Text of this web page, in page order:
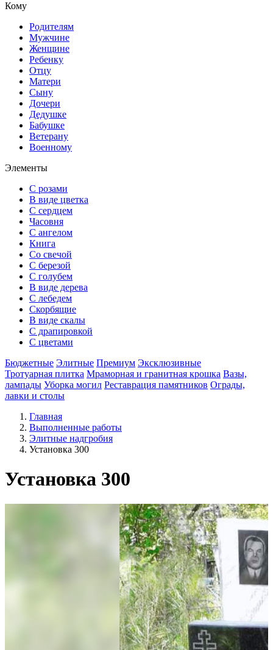
Кому
Родителям
Мужчине
Женщине
Ребенку
Отцу
Матери
Сыну
Дочери
Дедушке
Бабушке
Ветерану
Военному
Элементы
С розами
В виде цветка
С сердцем
Часовня
С ангелом
Книга
Со свечой
С березой
С голубем
В виде дерева
С лебедем
Скорбящие
В виде скалы
С драпировкой
С цветами
Бюджетные Элитные Премиум Эксклюзивные
Тротуарная плитка Мраморная и гранитная крошка Вазы,
лампады Уборка могил Реставрация памятников Ограды,
лавки и столы
Главная
Выполненные работы
Элитные надгробия
Установка 300
Установка 300